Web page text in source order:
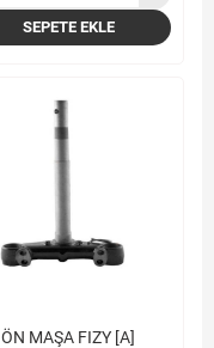
SEPETE EKLE
ÖN MAŞA FIZY [A]